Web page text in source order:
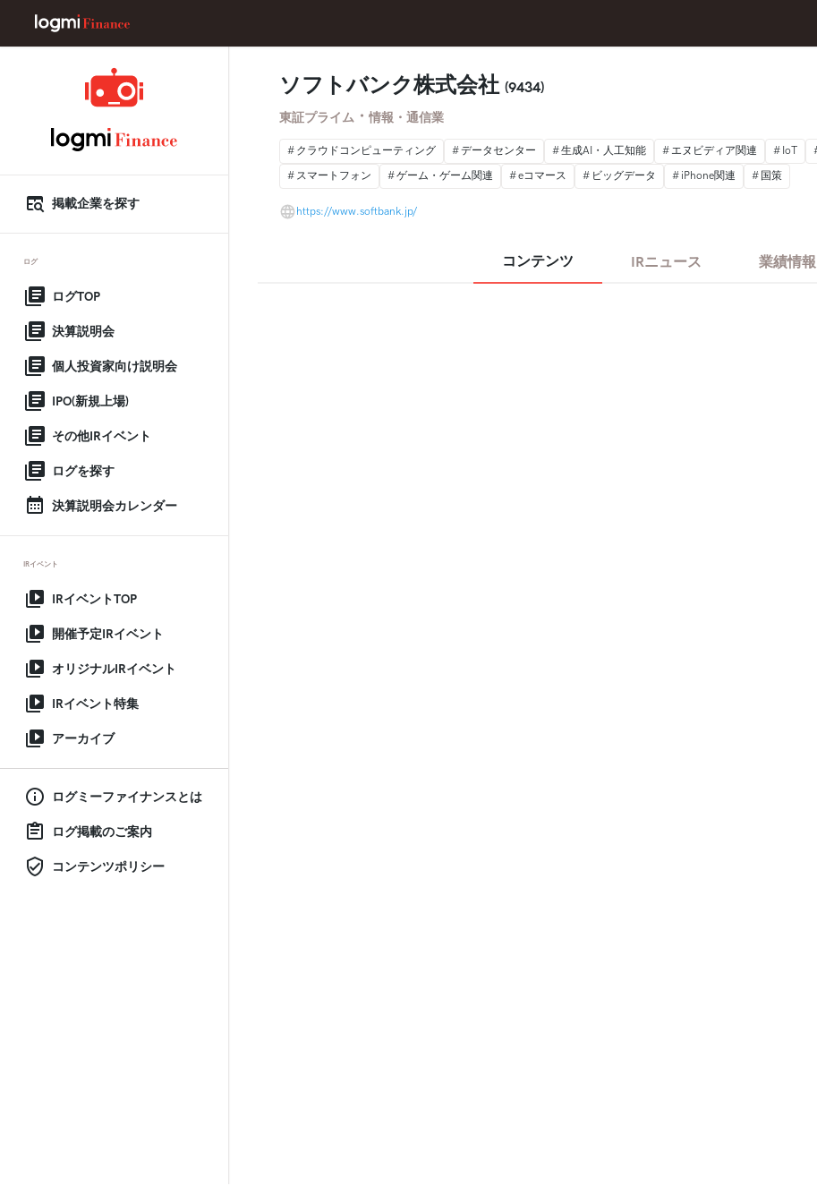
掲載企業を探す
ログ
ログTOP
決算説明会
個人投資家向け説明会
IPO(新規上場)
その他IRイベント
ログを探す
決算説明会カレンダー
IRイベント
IRイベントTOP
開催予定IRイベント
オリジナルIRイベント
IRイベント特集
アーカイブ
ログミーファイナンスとは
ログ掲載のご案内
コンテンツポリシー
ソフトバンク株式会社 (9434)
東証プライム ・ 情報・通信業
クラウドコンピューティング データセンター 生成AI・人工知能 エヌビディア関連 IoT
スマートフォン
ゲーム・ゲーム関連 eコマース ビッグデータ iPhone関連 国策
https://www.softbank.jp/
コンテンツ IRニュース 業績情報